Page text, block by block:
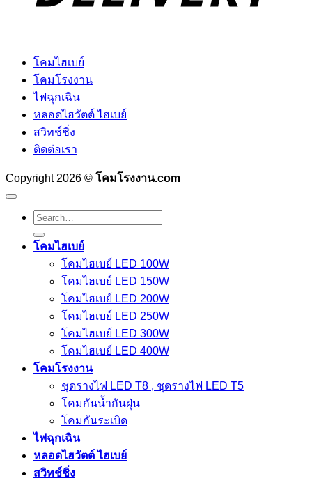
โคมไฮเบย์
โคมโรงงาน
ไฟฉุกเฉิน
หลอดไฮวัตต์ ไฮเบย์
สวิทช์ชิ่ง
ติดต่อเรา
Copyright 2026 © โคมโรงงาน.com
Search
for:
โคมไฮเบย์
โคมไฮเบย์ LED 100W
โคมไฮเบย์ LED 150W
โคมไฮเบย์ LED 200W
โคมไฮเบย์ LED 250W
โคมไฮเบย์ LED 300W
โคมไฮเบย์ LED 400W
โคมโรงงาน
ชุดรางไฟ LED T8 , ชุดรางไฟ LED T5
โคมกันน้ำกันฝุ่น
โคมกันระเบิด
ไฟฉุกเฉิน
หลอดไฮวัตต์ ไฮเบย์
สวิทช์ชิ่ง